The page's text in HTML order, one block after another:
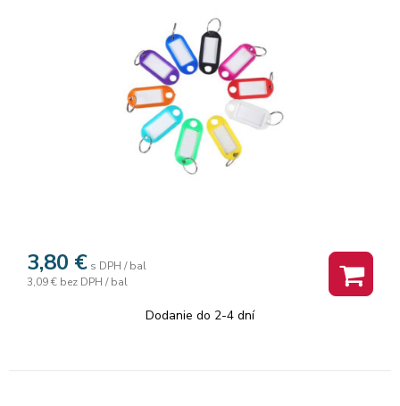
3,80 € s DPH / bal
3,09 € bez DPH / bal
Dodanie do 2-4 dní